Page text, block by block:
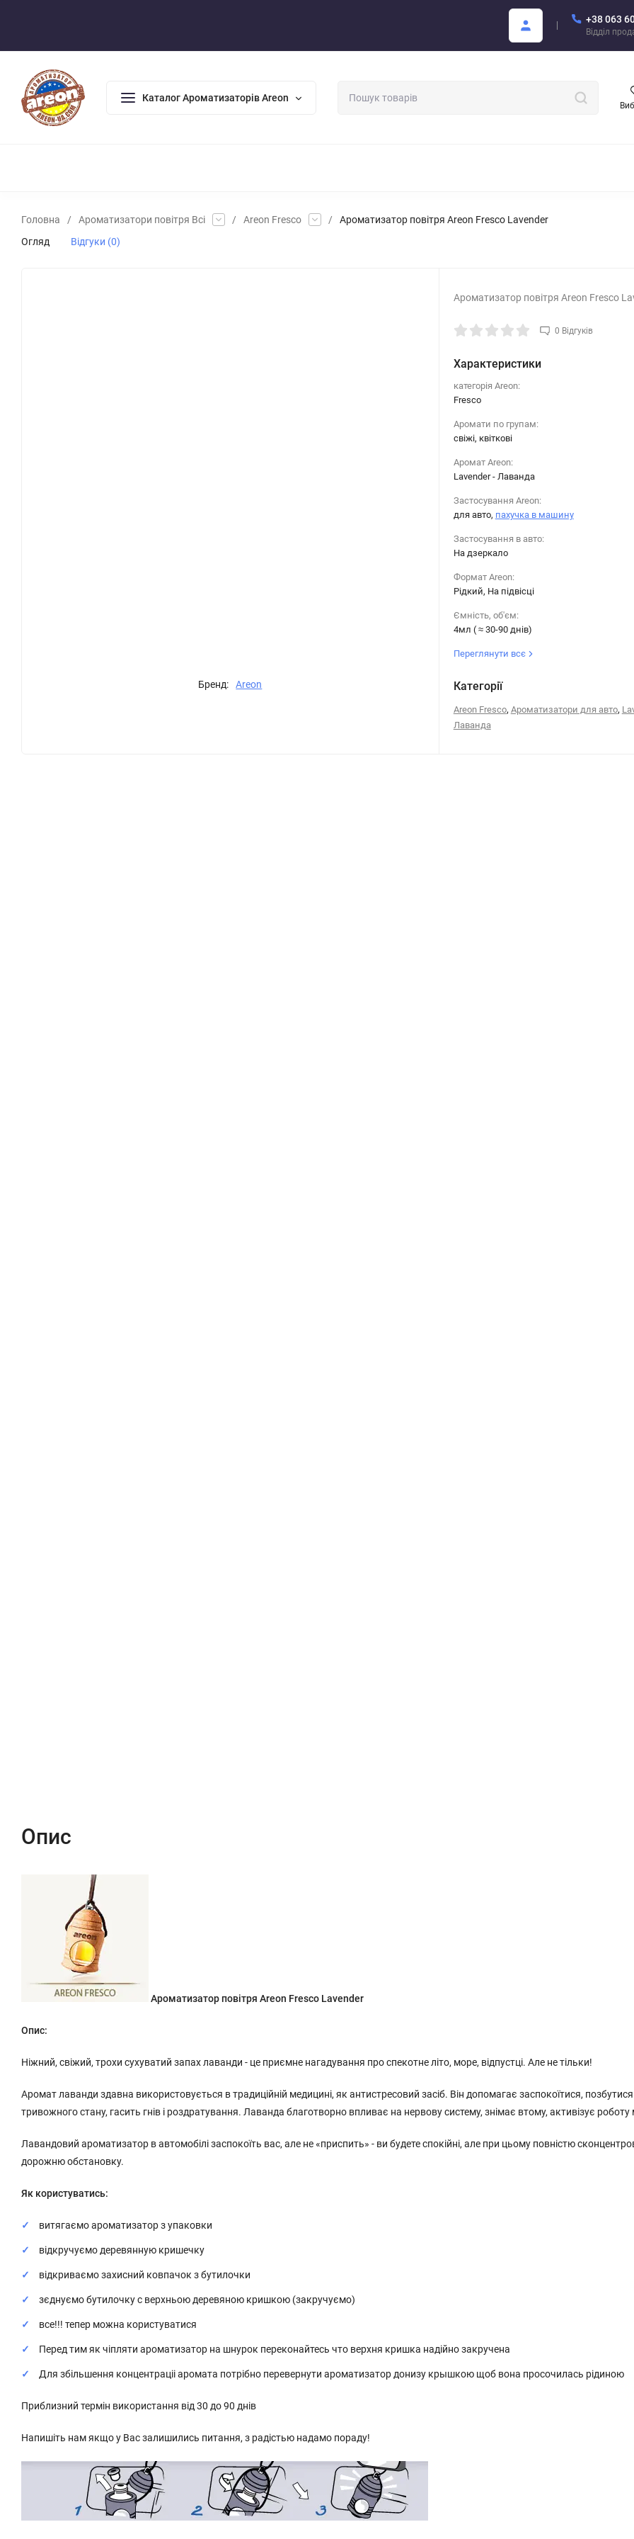
+38 063
Відділ
Каталог Ароматизаторів Areon
Головна / Ароматизатори повітря Всі / Areon Fresco /
Ароматизатор повітря Areon Fresco Lavender
Огляд
Відгуки (0)
Бренд: Areon
Ароматизатор повітря Areon Fresco
0 Відгуків
Характеристики
категорія Areon:
Fresco
Аромати по групам:
свіжі, квіткові
Аромат Areon:
Lavender - Лаванда
Застосування Areon:
для авто, пахучка в машину
Застосування в авто:
На дзеркало
Формат Areon:
Рідкий, На підвісці
Ємність, об'єм:
4мл ( ≈ 30-90 днів)
Переглянути всє
Категорії
Areon Fresco, Ароматизатори для авто,
Лаванда
Опис
Ароматизатор повітря Areon Fresco Lavender
Опис:
Ніжний, свіжий, трохи сухуватий запах лаванди - це приємне нагадування про спекотне літо, море, відпустці. Але не тільки!
Аромат лаванди здавна використовується в традиційній медицині, як антистресовий засіб. Він допомагає заспокоїтися, позбутися
тривожного стану, гасить гнів і роздратування. Лаванда благотворно впливає на нервову систему, знімає втому, активізує роботу
Лавандовий ароматизатор в автомобілі заспокоїть вас, але не «приспить» - ви будете спокійні, але при цьому повністю
дорожню обстановку.
Як користуватись:
витягаємо ароматизатор з упаковки
відкручуємо деревянную кришечку
відкриваємо захисний ковпачок з бутилочки
зєднуємо бутилочку с верхньою деревяною кришкою (закручуємо)
все!!! тепер можна користуватися
Перед тим як чіпляти ароматизатор на шнурок переконайтесь что верхня кришка надійно закручена
Для збільшення концентраціі аромата потрібно перевернути ароматизатор донизу крышкою щоб вона просочилась рідиною
Приблизний термін використання від 30 до 90 днів
Напишіть нам якщо у Вас залишились питання, з радістью надамо пораду!